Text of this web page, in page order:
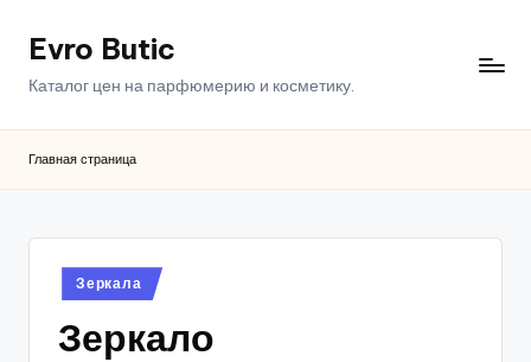
ПерейтиEvro Butic
Каталог цен на парфюмерию и косметику.
Главная страница
Опубликовано
в
Зеркала
Зеркало